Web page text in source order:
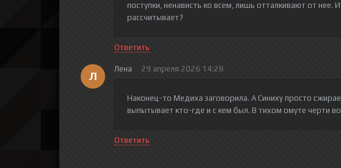
поступки, ненависть ко всем, лишь отталкивают от
рассчитывает?
Ответить
Л
Лена 29 апреля 2026 14:28
Наконец-то Медиха заговорила. А Синиху просто
выпытывает кто-где и с кем был. В тихом омуте черти
Ответить